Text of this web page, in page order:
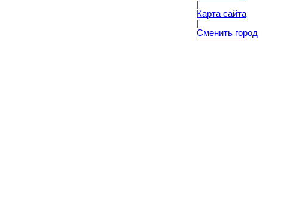
Карта сайта
Сменить город